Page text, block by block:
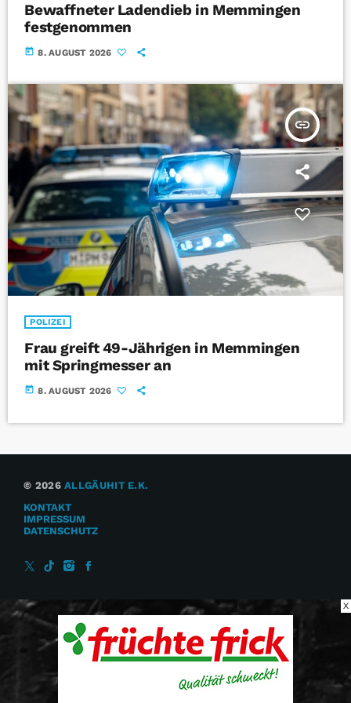
Bewaffneter Ladendieb in Memmingen
festgenommen
today 8. AUGUST 2026
insert_link
POLIZEI
Frau greift 49-Jährigen in Memmingen
mit Springmesser an
today 8. AUGUST 2026
© 2026ALLGÄUHIT E.K.
KONTAKT
IMPRESSUM
DATENSCHUTZ
X